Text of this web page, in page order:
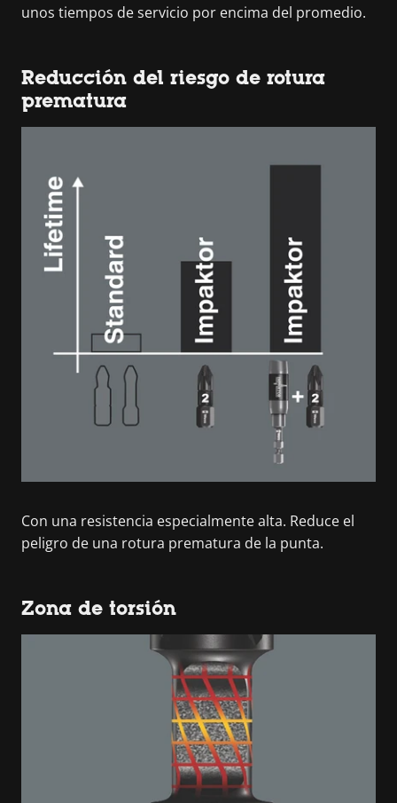
unos tiempos de servicio por encima del promedio.
Reducción del riesgo de rotura
prematura
Con una resistencia especialmente alta. Reduce el
peligro de una rotura prematura de la punta.
Zona de torsión